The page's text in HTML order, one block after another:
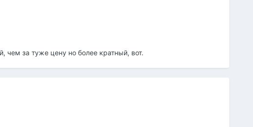
чем за туже цену но более кратный, вот.